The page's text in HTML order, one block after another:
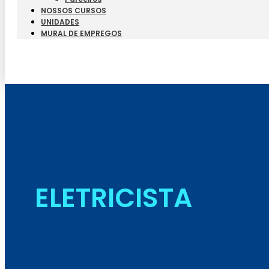
NOSSOS CURSOS
UNIDADES
MURAL DE EMPREGOS
ELETRICISTA